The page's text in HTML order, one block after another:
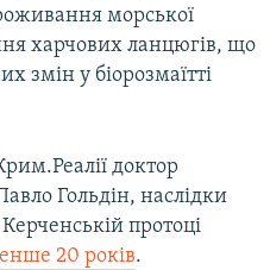
морської
харчових ланцюгів, що
змін у біорозмаїтті
доктор
Гольдін, наслідки
протоці
20 років.